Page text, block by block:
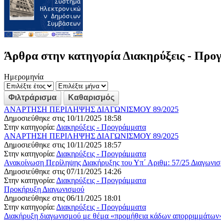
Άρθρα στην κατηγορία Διακηρύξεις -
Ημερομηνία
ΑΝΑΡΤΗΣΗ ΠΕΡΙΛΗΨΗΣ ΔΙΑΓΩΝΙΣΜΟΥ 89/2025
Δημοσιεύθηκε στις 10/11/2025 18:58
Στην κατηγορία: Διακηρύξεις - Προγράμματα
ΑΝΑΡΤΗΣΗ ΠΕΡΙΛΗΨΗΣ ΔΙΑΓΩΝΙΣΜΟΥ 89/2025
Δημοσιεύθηκε στις 10/11/2025 18:57
Στην κατηγορία: Διακηρύξεις - Προγράμματα
Ανακοίνωση Περίληψης Διακήρυξης του Υπ΄ Αριθμ: 57/25
Δημοσιεύθηκε στις 07/11/2025 14:26
Στην κατηγορία: Διακηρύξεις - Προγράμματα
Προκήρυξη Διαγωνισμού
Δημοσιεύθηκε στις 06/11/2025 18:01
Στην κατηγορία: Διακηρύξεις - Προγράμματα
Διακήρυξη διαγωνισμού με θέμα «προμήθεια κάδων